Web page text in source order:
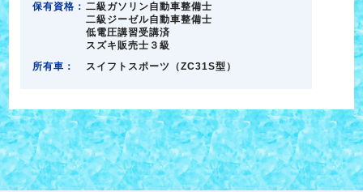
保有資格： 二級ガソリン自動車整備士
二級ジーゼル自動車整備士
低電圧講習受講済
スズキ販売士３級
所有車：
スイフトスポーツ（ZC31S型）